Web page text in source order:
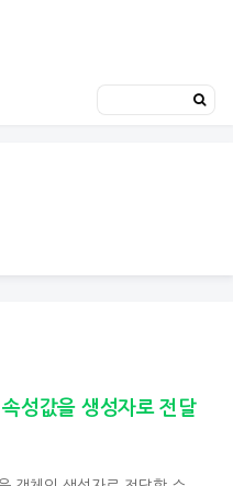
성값을 생성자로 전달